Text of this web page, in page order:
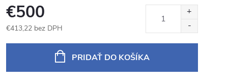
€500
€413,22 bez DPH
PRIDAŤ DO KOŠÍKA